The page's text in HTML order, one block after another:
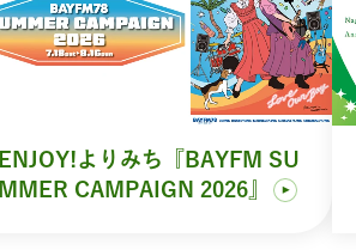
ENJOY!よりみち『BAYFM SU
MMER CAMPAIGN 2026』